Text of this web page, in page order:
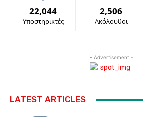
22,044
Υποστηρικτές
2,506
Ακόλουθοι
- Advertisement -
LATEST ARTICLES